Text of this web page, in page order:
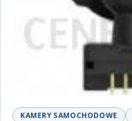
KAMERY SAMOCHODOWE